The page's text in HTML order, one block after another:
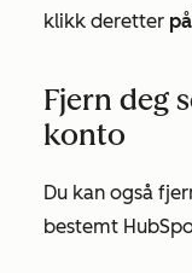
klikk deretter
Fjern deg
konto
Du kan også
bestemt